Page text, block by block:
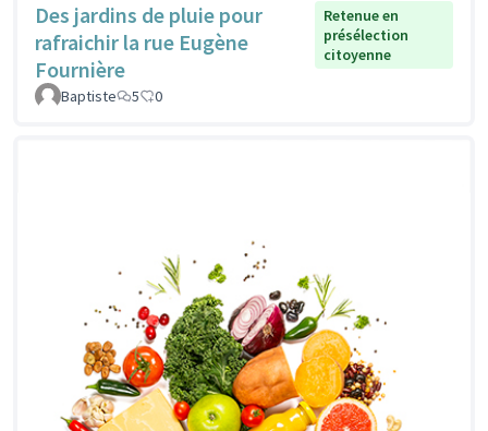
Des jardins de pluie pour
rafraichir la rue Eugène
Fournière
Retenue en
présélection
citoyenne
Baptiste 5 0